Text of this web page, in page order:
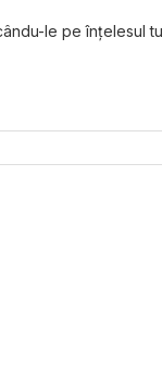
le pe înțelesul